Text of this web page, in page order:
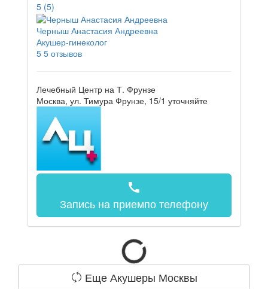
5 (5)
Черныш Анастасия Андреевна
Акушер-гинеколог
5 5 отзывов
Лечебный Центр на Т. Фрунзе
Москва, ул. Тимура Фрунзе, 15/1 уточняйте
call
Запись на приемпо телефону
Еще Акушеры Москвы